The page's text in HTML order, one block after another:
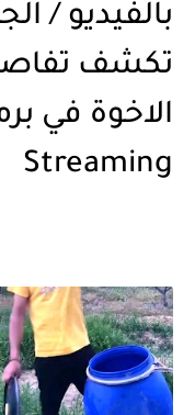
بالفيديو /
تكشف
Streaming